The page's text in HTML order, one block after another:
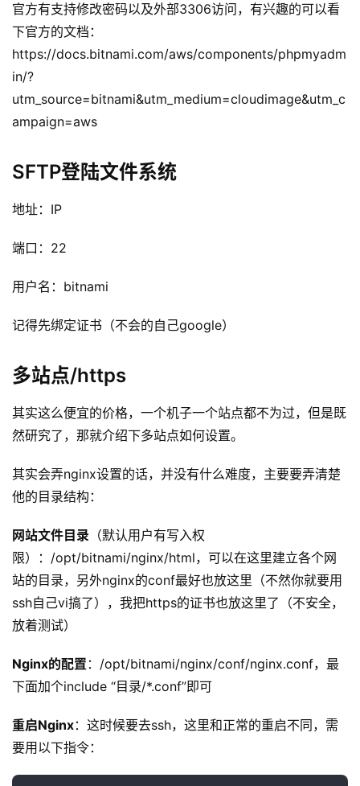
原
官方有支持修改密码以及外部3306访问，有兴趣的可以看
下官方的文档：
https://docs.bitnami.com/aws/components/phpmyadm
in/?
utm_source=bitnami&utm_medium=cloudimage&utm_c
ampaign=aws
SFTP登陆文件系统
地址：IP
端口：22
用户名：bitnami
记得先绑定证书（不会的自己google）
多站点/https
其实这么便宜的价格，一个机子一个站点都不为过，但是既
然研究了，那就介绍下多站点如何设置。
其实会弄nginx设置的话，并没有什么难度，主要要弄清楚
他的目录结构：
网站文件目录 （默认用户有写入权
限）：/opt/bitnami/nginx/html，可以在这里建立各个网
站的目录，另外nginx的conf最好也放这里（不然你就要用
ssh自己vi搞了），我把https的证书也放这里了（不安全，
放着测试）
Nginx的配置 ：/opt/bitnami/nginx/conf/nginx.conf，最
下面加个include “目录/*.conf”即可
重启Nginx：这时候要去ssh，这里和正常的重启不同，需
要用以下指令：